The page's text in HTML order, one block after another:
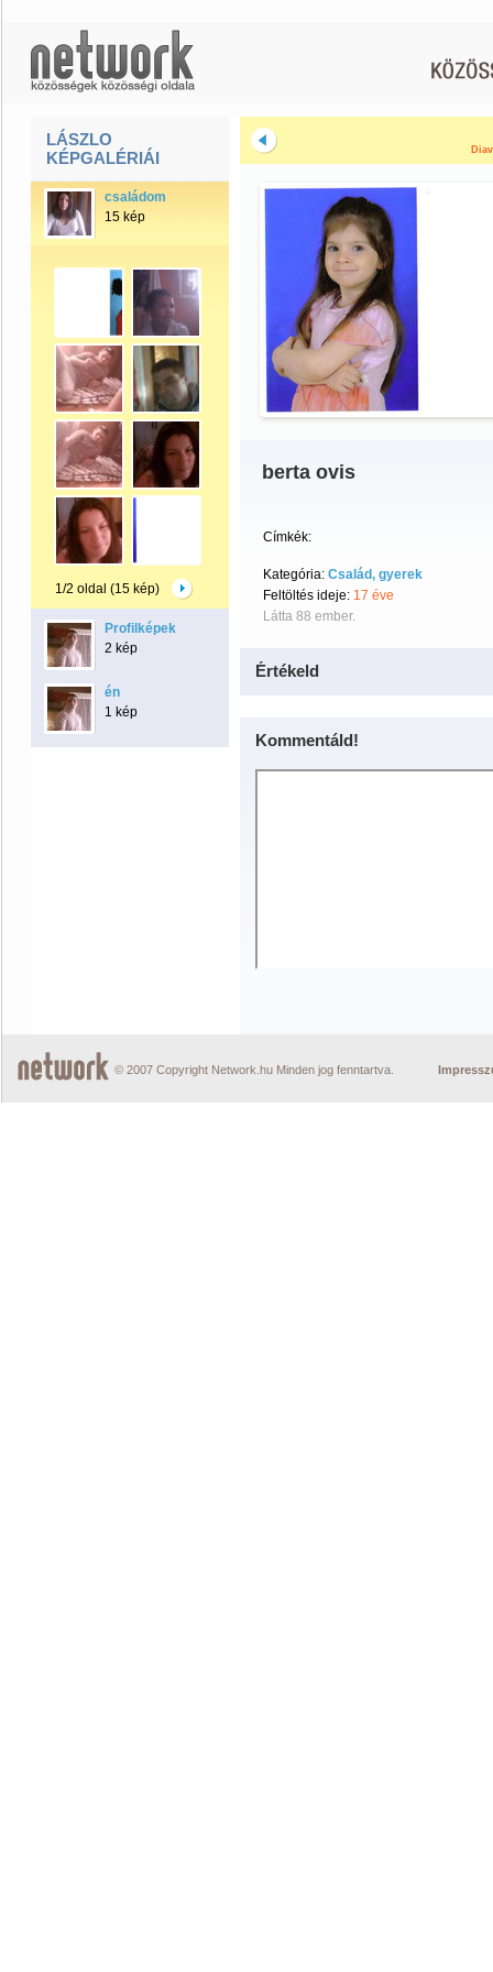
LÁSZLO
KÉPGALÉRIÁI
családom
15 kép
1/2 oldal (15 kép)
Profilképek
2 kép
én
1 kép
berta ovis
Címkék:
Kategória: Család, gyerek
Feltöltés ideje: 17 éve
Látta 88 ember.
Értékeld
Kommentáld!
© 2007 Copyright Network.hu Minden jog fenntartva.